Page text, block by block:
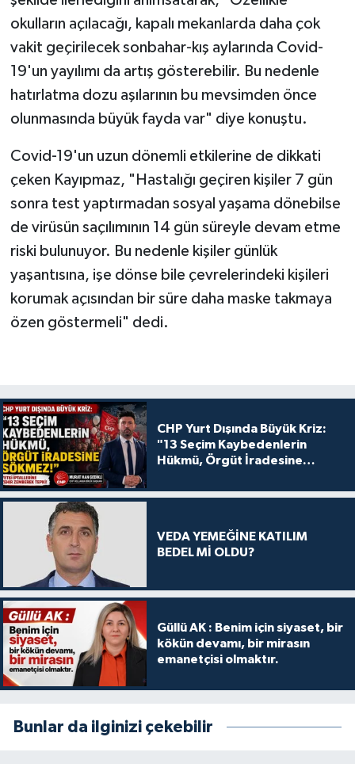
okulların açılacağı, kapalı mekanlarda daha çok
vakit geçirilecek sonbahar-kış aylarında Covid-
19'un yayılımı da artış gösterebilir. Bu nedenle
hatırlatma dozu aşılarının bu mevsimden önce
olunmasında büyük fayda var" diye konuştu.
Covid-19'un uzun dönemli etkilerine de dikkati
çeken Kayıpmaz, "Hastalığı geçiren kişiler 7 gün
sonra test yaptırmadan sosyal yaşama dönebilse
de virüsün saçılımının 14 gün süreyle devam etme
riski bulunuyor. Bu nedenle kişiler günlük
yaşantısına, işe dönse bile çevrelerindeki kişileri
korumak açısından bir süre daha maske takmaya
özen göstermeli" dedi.
CHP Yurt Dışında Büyük Kriz:
"13 Seçim Kaybedenlerin
Hükmü, Örgüt İradesine
VEDA YEMEĞİNE KATILIM
BEDEL Mİ OLDU?
Güllü AK : Benim için siyaset, bir
kökün devamı, bir mirasın
emanetçisi olmaktır.
Bunlar da ilginizi çekebilir